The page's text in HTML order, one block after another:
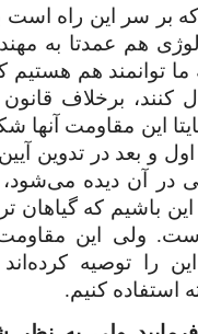
بر سر این راه است
هم عمدتا به
ما توانمند هم
برخلاف
این مقاومت آنها
و بعد در تدوین
در آن دیده
باشیم که گیاهان
ولی این
توصیه کرده‌اند
استفاده کنیم.